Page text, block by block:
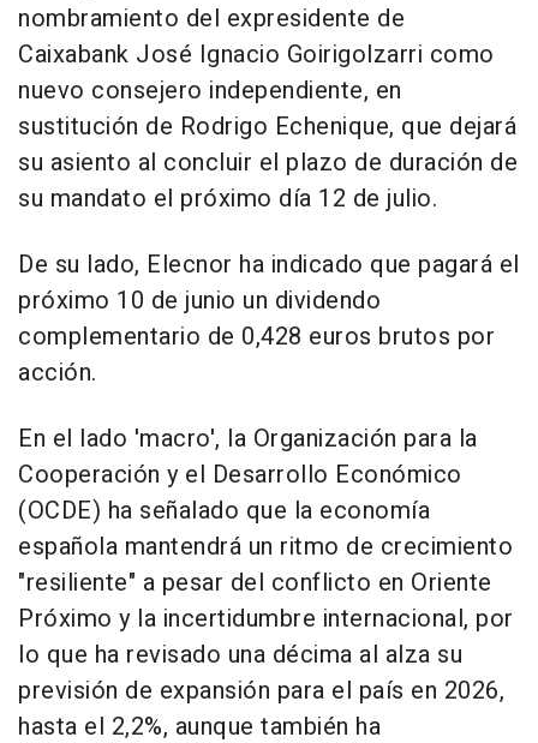
nombramiento del expresidente de
Caixabank José Ignacio Goirigolzarri como
nuevo consejero independiente, en
sustitución de Rodrigo Echenique, que dejará
su asiento al concluir el plazo de duración de
su mandato el próximo día 12 de julio.
De su lado, Elecnor ha indicado que pagará el
próximo 10 de junio un dividendo
complementario de 0,428 euros brutos por
acción.
En el lado 'macro', la Organización para la
Cooperación y el Desarrollo Económico
(OCDE) ha señalado que la economía
española mantendrá un ritmo de crecimiento
"resiliente" a pesar del conflicto en Oriente
Próximo y la incertidumbre internacional, por
lo que ha revisado una décima al alza su
previsión de expansión para el país en 2026,
hasta el 2,2%, aunque también ha